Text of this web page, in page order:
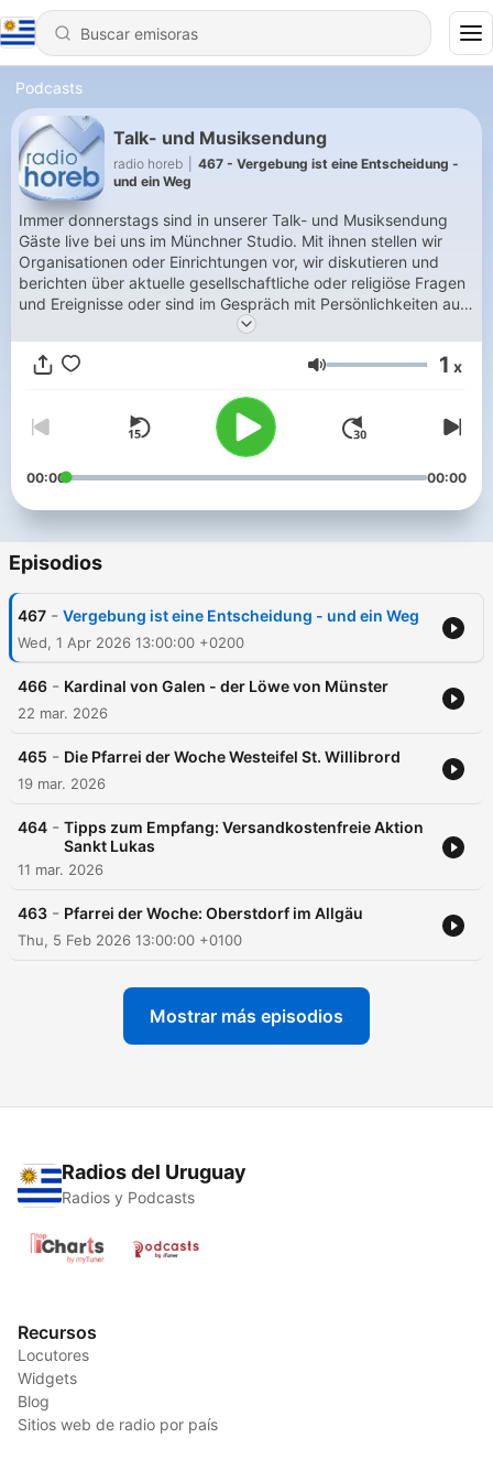
Podcasts
Talk- und Musiksendung
radio horeb
467 - Vergebung ist eine Entscheidung -
und ein Weg
Immer donnerstags sind in unserer Talk- und Musiksendung
Gäste live bei uns im Münchner Studio. Mit ihnen stellen wir
Organisationen oder Einrichtungen vor, wir diskutieren und
berichten über aktuelle gesellschaftliche oder religiöse Fragen
und Ereignisse oder sind im Gespräch mit Persönlichkeiten aus
Volumen 1 x
00:00 00:00
Episodios
467 - Vergebung ist eine Entscheidung - und ein Weg
Wed, 1 Apr 2026 13:00:00 +0200
466 - Kardinal von Galen - der Löwe von Münster
22 mar. 2026
465 - Die Pfarrei der Woche Westeifel St. Willibrord
19 mar. 2026
464 - Tipps zum Empfang: Versandkostenfreie Aktion
Sankt Lukas
11 mar. 2026
463 - Pfarrei der Woche: Oberstdorf im Allgäu
Thu, 5 Feb 2026 13:00:00 +0100
Mostrar más episodios
Radios del Uruguay
Radios y Podcasts
Recursos
Locutores
Widgets
Blog
Sitios web de radio por país